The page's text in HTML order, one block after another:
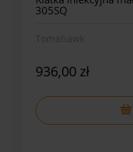
305SQ
936,00 zł